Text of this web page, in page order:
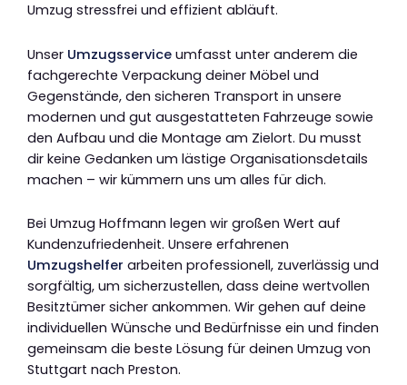
Umzug stressfrei und effizient abläuft.
Unser Umzugsservice umfasst unter anderem die
fachgerechte Verpackung deiner Möbel und
Gegenstände, den sicheren Transport in unsere
modernen und gut ausgestatteten Fahrzeuge sowie
den Aufbau und die Montage am Zielort. Du musst
dir keine Gedanken um lästige Organisationsdetails
machen – wir kümmern uns um alles für dich.
Bei Umzug Hoffmann legen wir großen Wert auf
Kundenzufriedenheit. Unsere erfahrenen
Umzugshelfer arbeiten professionell, zuverlässig und
sorgfältig, um sicherzustellen, dass deine wertvollen
Besitztümer sicher ankommen. Wir gehen auf deine
individuellen Wünsche und Bedürfnisse ein und finden
gemeinsam die beste Lösung für deinen Umzug von
Stuttgart nach Preston.